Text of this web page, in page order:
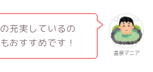
温泉マニア
充実しているの
おすすめです！